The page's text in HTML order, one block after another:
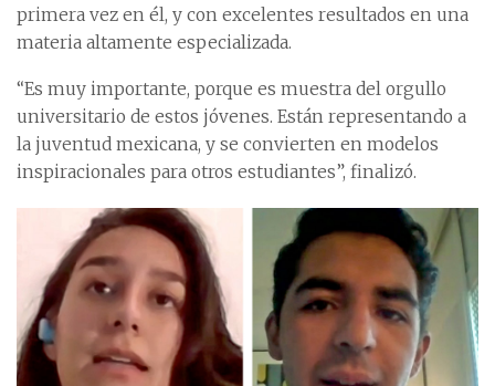
primera vez en él, y con excelentes resultados en una
materia altamente especializada.
“Es muy importante, porque es muestra del orgullo
universitario de estos jóvenes. Están representando a
la juventud mexicana, y se convierten en modelos
inspiracionales para otros estudiantes”, finalizó.